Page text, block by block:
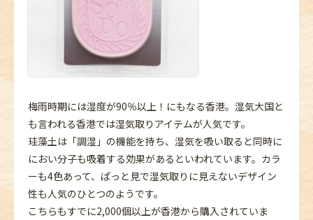
梅雨時期には湿度が90％以上！にもなる香港。湿気大国と
も言われる香港では湿気取りアイテムが人気です。
珪藻土は「調湿」の機能を持ち、湿気を吸い取ると同時に
におい分子も吸着する効果があるといわれています。カラ
ーも4色あって、ぱっと見で湿気取りに見えないデザイン
性も人気のひとつのようです。
こちらもすでに2,000個以上が香港から購入されていま